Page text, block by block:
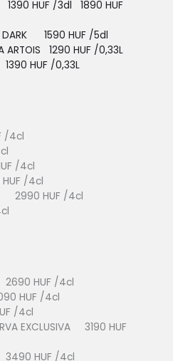
HUF /3dl 1890 HUF
DARK 1590 HUF /5dl
ARTOIS 1290 HUF /0,33L
90 HUF /0,33L
/4cl
/4cl
/4cl
2990 HUF /4cl
2690 HUF /4cl
HUF /4cl
/4cl
EXCLUSIVA 3190 HUF
3490 HUF /4cl